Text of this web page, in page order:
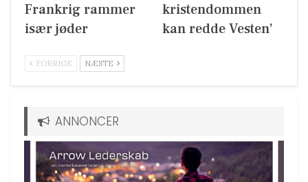
Frankrig rammer
især jøder
kristendommen
kan redde Vesten’
FORRIGE NÆSTE
ANNONCER